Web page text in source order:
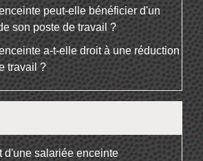
peut-elle bénéficier d'un
son poste de travail ?
a-t-elle droit à une réduction
travail ?
d'une salariée enceinte